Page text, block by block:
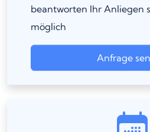
beantworten Ihr Anliegen
möglich
Anfrage